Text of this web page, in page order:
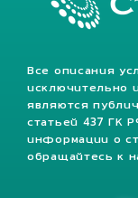
Все описания
исключительно
являются
статьей 437 ГК
информации о
обращайтесь к